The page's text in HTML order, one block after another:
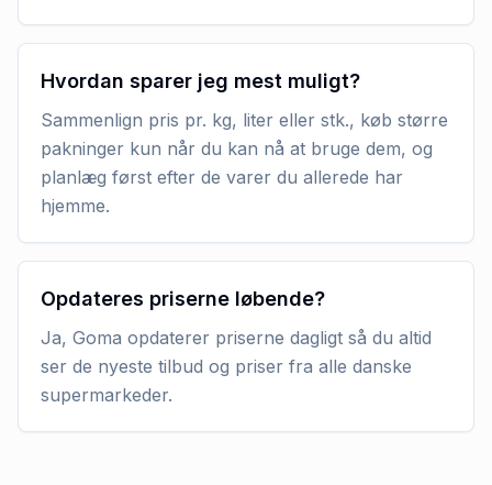
Hvordan sparer jeg mest muligt?
Sammenlign pris pr. kg, liter eller stk., køb større
pakninger kun når du kan nå at bruge dem, og
planlæg først efter de varer du allerede har
hjemme.
Opdateres priserne løbende?
Ja, Goma opdaterer priserne dagligt så du altid
ser de nyeste tilbud og priser fra alle danske
supermarkeder.